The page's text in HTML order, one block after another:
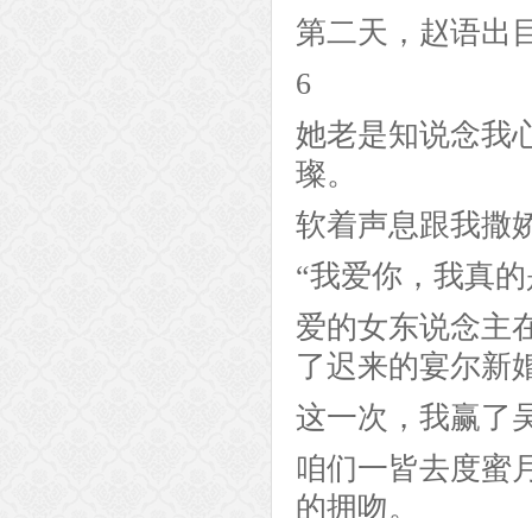
第二天，赵语出
6
她老是知说念我
璨。
软着声息跟我撒
“我爱你，我真
爱的女东说念主
了迟来的宴尔新
这一次，我赢了
咱们一皆去度蜜
的拥吻。